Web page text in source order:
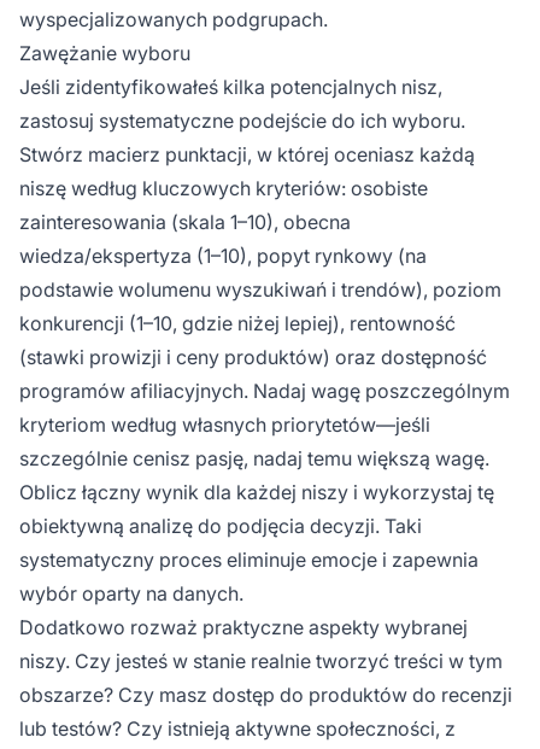
wyspecjalizowanych podgrupach.
Zawężanie wyboru
Jeśli zidentyfikowałeś kilka potencjalnych nisz,
zastosuj systematyczne podejście do ich wyboru.
Stwórz macierz punktacji, w której oceniasz każdą
niszę według kluczowych kryteriów: osobiste
zainteresowania (skala 1–10), obecna
wiedza/ekspertyza (1–10), popyt rynkowy (na
podstawie wolumenu wyszukiwań i trendów), poziom
konkurencji (1–10, gdzie niżej lepiej), rentowność
(stawki prowizji i ceny produktów) oraz dostępność
programów afiliacyjnych. Nadaj wagę poszczególnym
kryteriom według własnych priorytetów—jeśli
szczególnie cenisz pasję, nadaj temu większą wagę.
Oblicz łączny wynik dla każdej niszy i wykorzystaj tę
obiektywną analizę do podjęcia decyzji. Taki
systematyczny proces eliminuje emocje i zapewnia
wybór oparty na danych.
Dodatkowo rozważ praktyczne aspekty wybranej
niszy. Czy jesteś w stanie realnie tworzyć treści w tym
obszarze? Czy masz dostęp do produktów do recenzji
lub testów? Czy istnieją aktywne społeczności, z